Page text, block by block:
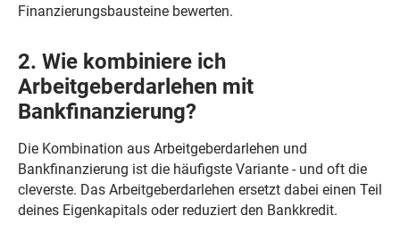
Finanzierungsbausteine bewerten.
2. Wie kombiniere ich
Arbeitgeberdarlehen mit
Bankfinanzierung?
Die Kombination aus Arbeitgeberdarlehen und
Bankfinanzierung ist die häufigste Variante - und oft die
cleverste. Das Arbeitgeberdarlehen ersetzt dabei einen Teil
deines Eigenkapitals oder reduziert den Bankkredit.